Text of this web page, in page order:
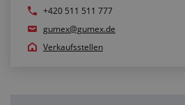
einfach zu reparieren
Vorteile für Ihren Betrieb:
+420 511 511 777
gumex@gumex.de
Verkaufsstellen